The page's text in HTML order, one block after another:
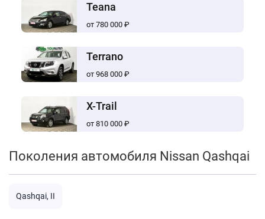
Teana
от 780 000 ₽
Terrano
от 968 000 ₽
X-Trail
от 810 000 ₽
Поколения автомобиля Nissan Qashqai
Qashqai, II